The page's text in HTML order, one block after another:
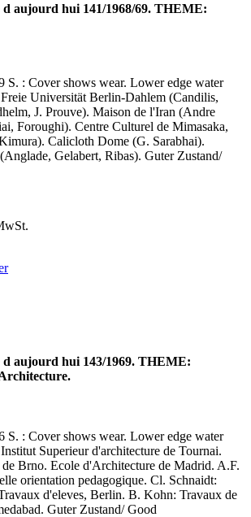
aujourd hui 141/1968/69. THEME:
S. : Cover shows wear. Lower edge water
Universität Berlin-Dahlem (Candilis,
J. Prouve). Maison de l'Iran (Andre
Foroughi). Centre Culturel de Mimasaka,
Calicloth Dome (G. Sarabhai).
Gelabert, Ribas). Guter Zustand/
aujourd hui 143/1969. THEME:
S. : Cover shows wear. Lower edge water
Superieur d'architecture de Tournai.
Brno. Ecole d'Architecture de Madrid. A.F.
orientation pedagogique. Cl. Schnaidt:
d'eleves, Berlin. B. Kohn: Travaux de
Guter Zustand/ Good